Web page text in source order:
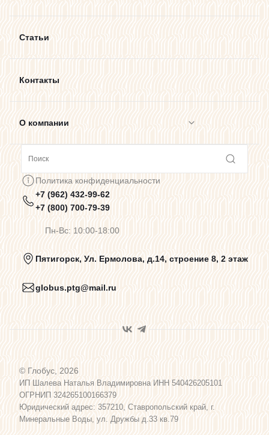
Статьи
Контакты
О компании
Предупреждения о цветопередаче
Политика конфиденциальности
Пользовательское соглашение
Программа лояльности
Карта сайта
Политика конфиденциальности
+7 (962) 432-99-62
+7 (800) 700-79-39
Пн-Вс: 10:00-18:00
Пятигорск, Ул. Ермолова, д.14, строение 8, 2 этаж
globus.ptg@mail.ru
© Глобус, 2026
ИП Шалева Наталья Владимировна ИНН 540426205101
ОГРНИП 324265100166379
Юридический адрес: 357210, Ставропольский край, г.
Минеральные Воды, ул. Дружбы д.33 кв.79